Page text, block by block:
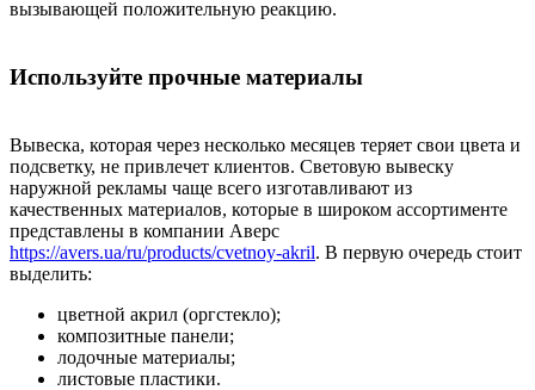
вызывающей положительную реакцию.
Используйте прочные материалы
Вывеска, которая через несколько месяцев теряет свои цвета и
подсветку, не привлечет клиентов. Световую вывеску
наружной рекламы чаще всего изготавливают из
качественных материалов, которые в широком ассортименте
представлены в компании Аверс
https://avers.ua/ru/products/cvetnoy-akril. В первую очередь стоит
выделить:
цветной акрил (оргстекло);
композитные панели;
лодочные материалы;
листовые пластики.